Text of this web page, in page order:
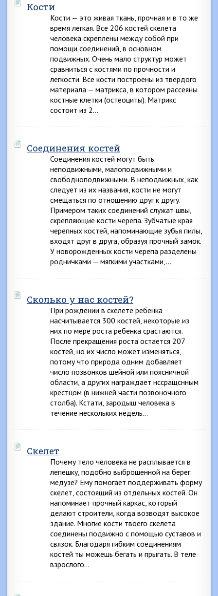
Кости
Кости — это живая ткань, прочная и в то же
время легкая. Все 206 костей скелета
человека скреплены между собой при
помощи соединений, в основном
подвижных. Очень мало структур может
сравниться с костями по прочности и
легкости. Все кости построены из твердого
материала — матрикса, в котором рассеяны
костные клетки (остеоциты). Матрикс
состоит из 2…
Соединения костей
Соединения костей могут быть
неподвижными, малоподвижными и
свободноподвижными. В неподвижных, как
следует из их названия, кости не могут
смещаться по отношению друг к другу.
Примером таких соединений служат швы,
скрепляющие кости черепа. Зубчатые края
черепных костей, напоминающие зубья пилы,
входят друг в друга, образуя прочный замок.
У новорожденных кости черепа разделены
родничками — мягкими участками,…
Сколько у нас костей?
При рождении в скелете ребенка
насчитывается 300 костей, некоторые из
них по мере роста ребенка срастаются.
После прекращения роста остается 207
костей, но их число может изменяться,
потому что природа одним добавляет
число позвонков шейной или поясничной
области, а других награждает нссращснным
крестцом (в нижней части позвоночного
столба). Кстати, зародыш человека в
течение нескольких недель…
Скелет
Почему тело человека не расплывается в
лепешку, подобно выброшенной на берег
медузе? Ему помогает поддерживать форму
скелет, состоящий из отдельных костей. Он
напоминает прочный каркас, который
делают строители, когда возводят высокое
здание. Многие кости твоего скелета
соединены подвижно с помощью суставов и
связок. Благодаря гибким соединениям
костей ты можешь бегать и прыгать. В теле
взрослого…